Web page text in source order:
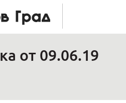
от 09.06.19